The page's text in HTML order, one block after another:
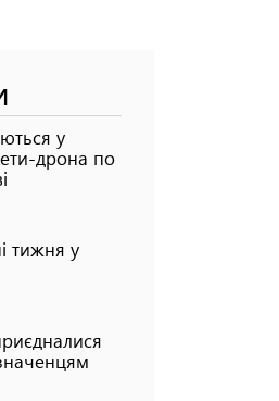
у
дрона по
тижня у